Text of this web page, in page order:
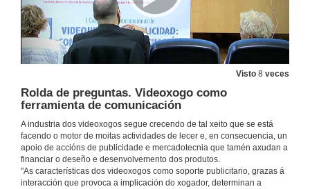
Visto 8 veces
Rolda de preguntas. Videoxogo como
ferramienta de comunicación
A industria dos videoxogos segue crecendo de tal xeito que se está
facendo o motor de moitas actividades de lecer e, en consecuencia, un
apoio de accións de publicidade e mercadotecnia que tamén axudan a
financiar o deseño e desenvolvemento dos produtos.
"As características dos videoxogos como soporte publicitario, grazas á
interacción que provoca a implicación do xogador, determinan a
Presentación dos compoñentes da mesa E-Sport
25 de out. de 2018
Qué son los esports?
Intervención de Carmen Pumariño
25 de out. de 2018